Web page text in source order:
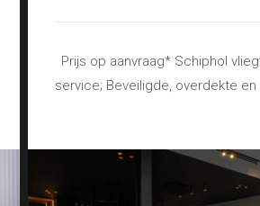
Prijs op aanvraag* Schiphol
service; Beveiligde, overdekte